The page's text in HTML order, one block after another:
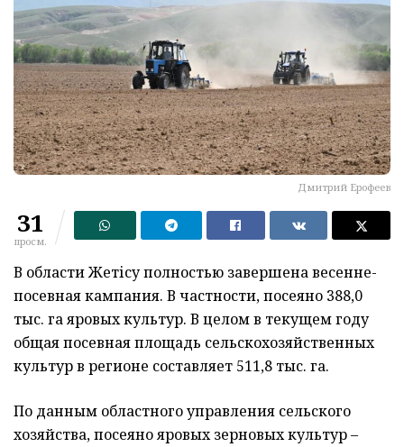
Дмитрий Ерофеев
31
просм.
В области Жетісу полностью завершена весенне-
посевная кампания. В частности, посеяно 388,0
тыс. га яровых культур. В целом в текущем году
общая посевная площадь сельскохозяйственных
культур в регионе составляет 511,8 тыс. га.
По данным областного управления сельского
хозяйства, посеяно яровых зерновых культур –